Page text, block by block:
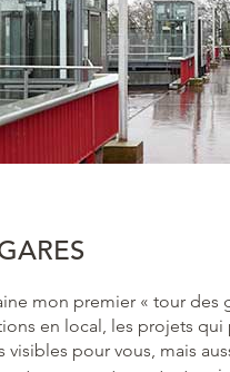
mon premier « tour des
en local, les projets qui
visibles pour vous, mais